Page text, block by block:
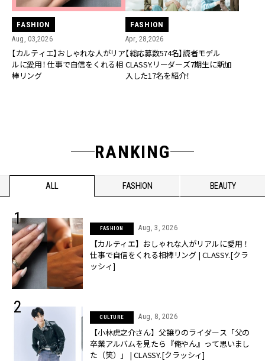
FASHION
Aug, 03,2026
【カルティエ】おしゃれな人がリア
ルに愛用！ 仕事で自信をくれる相
棒リング
FASHION
Apr, 28,2026
【総応募数574名】読者モデル
CLASSY.リーダーズ7期生に新加
入した17名を紹介！
RANKING
ALL FASHION BEAUTY
FASHION Aug, 3, 2026
【カルティエ】おしゃれな人がリアルに愛用！
仕事で自信をくれる相棒リング | CLASSY.[クラ
ッシィ]
CULTURE Aug, 8, 2026
【小林虎之介さん】父譲りのライダース「父の
卒業アルバムを見たら『俺やん』って思いまし
た（笑）」 | CLASSY.[クラッシィ]